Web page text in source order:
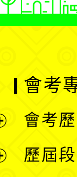
會考
會考
歷屆